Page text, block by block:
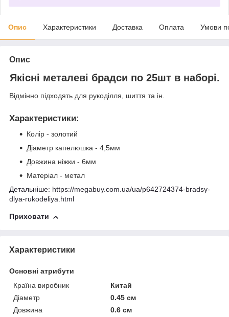
Опис Характеристики Доставка Оплата Умови
Опис
Якісні металеві брадси по 25шт в наборі.
Відмінно підходять для рукоділля, шиття та ін.
Характеристики:
Колір - золотий
Діаметр капелюшка - 4,5мм
Довжина ніжки - 6мм
Матеріал - метал
Детальніше: https://megabuy.com.ua/ua/p642724374-bradsy-
dlya-rukodeliya.html
Приховати
Характеристики
Основні атрибути
Країна виробник
Китай
Діаметр
0.45 см
Довжина
0.6 см